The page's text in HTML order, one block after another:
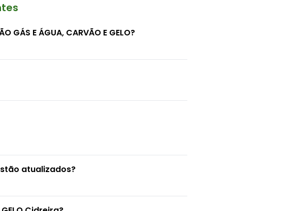
E ÁGUA, CARVÃO E GELO?
atualizados?